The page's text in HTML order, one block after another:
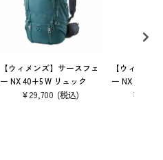
【ウィメンズ】サースフェ
ー NX 40+5 W リュック
¥29,700
【ウィメン
ー NX 30+5
¥